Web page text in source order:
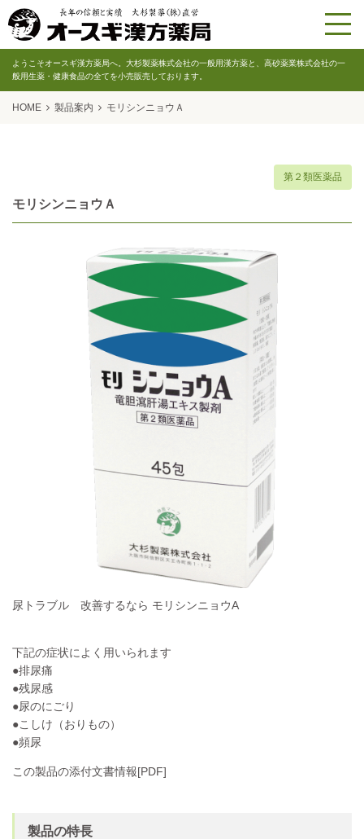
ようこそオースギ漢方薬局へ。大杉製薬株式会社の一般用漢方薬と、高砂薬業株式会社の一
般用生薬・健康食品の全てを小売販売しております。
HOME 製品案内 モリシンニョウＡ
第２類医薬品
モリシンニョウＡ
尿トラブル 改善するなら モリシンニョウA
下記の症状によく用いられます
●排尿痛
●残尿感
●尿のにごり
●こしけ（おりもの）
●頻尿
この製品の添付文書情報[PDF]
製品の特長